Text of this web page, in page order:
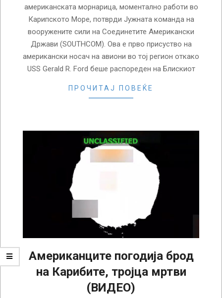
американската морнарица, моментално работи во
Карипското Море, потврди Јужната команда на
вооружените сили на Соединетите Американски
Држави (SOUTHCOM). Ова е прво присуство на
американски носач на авиони во тој регион откако
USS Gerald R. Ford беше распореден на Блискиот
ПРОЧИТАЈ ПОВЕЌЕ
Американците погодија брод
на Карибите, тројца мртви
(ВИДЕО)